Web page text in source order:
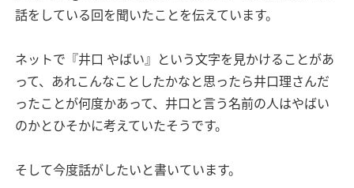
話をしている回を聞いたことを伝えています。
ネットで『井口 やばい』という文字を見かけることがあ
って、あれこんなことしたかなと思ったら井口理さんだ
ったことが何度かあって、井口と言う名前の人はやばい
のかとひそかに考えていたそうです。
そして今度話がしたいと書いています。